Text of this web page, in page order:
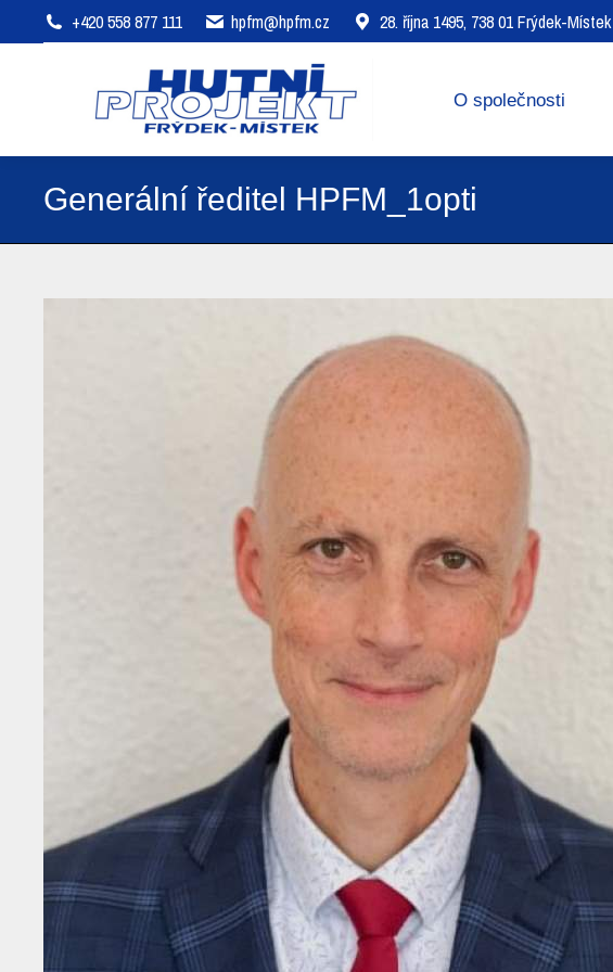
+420 558 877 111 hpfm@hpfm.cz 28. října 1495, 738 01 Frýdek-Místek
O společnosti
Generální ředitel HPFM_1opti
O společnosti Oblasti působení